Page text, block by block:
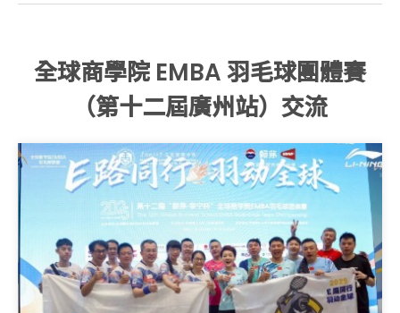
全球商學院 EMBA 羽毛球團體賽
（第十二屆廣州站）交流